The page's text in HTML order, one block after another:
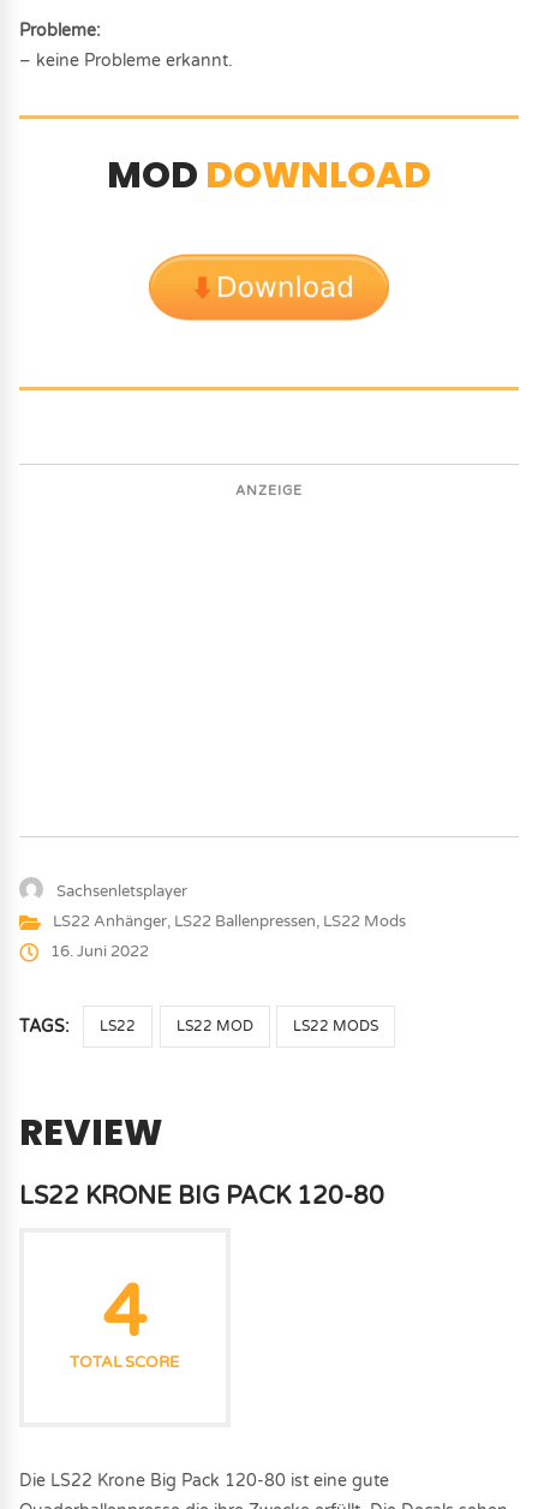
Probleme:
– keine Probleme erkannt.
MOD DOWNLOAD
ANZEIGE
Sachsenletsplayer
LS22 Anhänger, LS22 Ballenpressen, LS22 Mods
16. Juni 2022
TAGS: LS22 LS22 MOD LS22 MODS
REVIEW
LS22 KRONE BIG PACK 120-80
4
TOTAL SCORE
Die LS22 Krone Big Pack 120-80 ist eine gute